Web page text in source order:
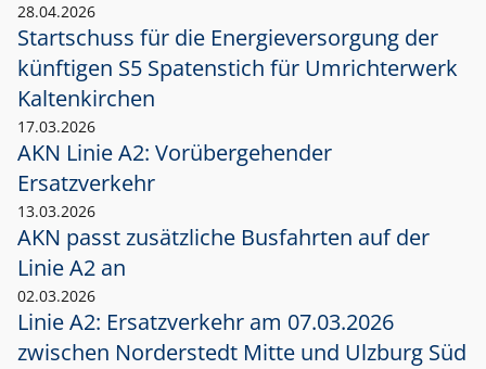
28.04.2026
Startschuss für die Energieversorgung der
künftigen S5 Spatenstich für Umrichterwerk
Kaltenkirchen
17.03.2026
AKN Linie A2: Vorübergehender
Ersatzverkehr
13.03.2026
AKN passt zusätzliche Busfahrten auf der
Linie A2 an
02.03.2026
Linie A2: Ersatzverkehr am 07.03.2026
zwischen Norderstedt Mitte und Ulzburg Süd